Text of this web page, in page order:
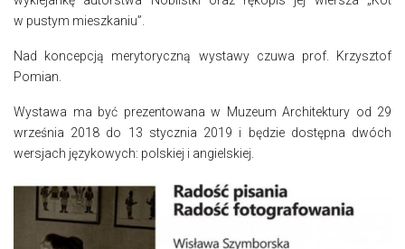
w pustym mieszkaniu”.
Nad koncepcją merytoryczną wystawy czuwa prof. Krzysztof
Pomian.
Wystawa ma być prezentowana w Muzeum Architektury od 29
września 2018 do 13 stycznia 2019 i będzie dostępna dwóch
wersjach językowych: polskiej i angielskiej.